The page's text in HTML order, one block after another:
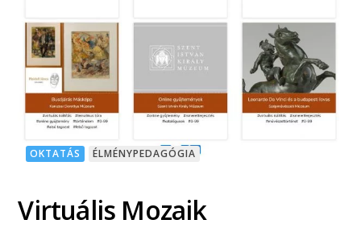
OKTATÁS ÉLMÉNYPEDAGÓGIA
Virtuális Mozaik